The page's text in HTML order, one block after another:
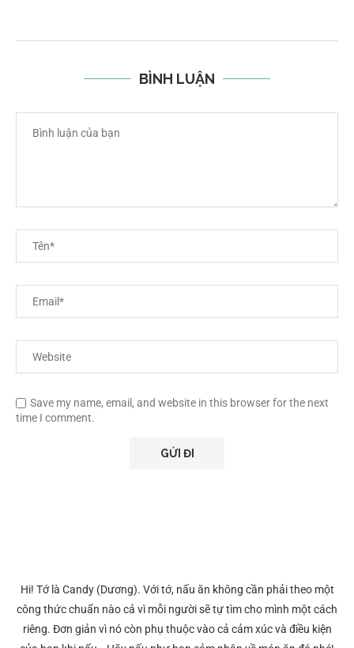
BÌNH LUẬN
Save my name, email, and website in this browser for the next
time I comment.
Hi! Tớ là Candy (Dương). Với tớ, nấu ăn không cần phải theo một
công thức chuẩn nào cả vì mỗi người sẽ tự tìm cho mình một cách
riêng. Đơn giản vì nó còn phụ thuộc vào cả cảm xúc và điều kiện